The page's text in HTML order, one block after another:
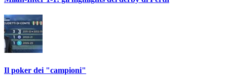
Il poker dei "campioni"